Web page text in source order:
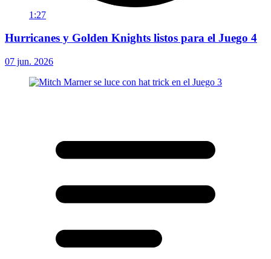
1:27
Hurricanes y Golden Knights listos para el Juego 4
07 jun. 2026